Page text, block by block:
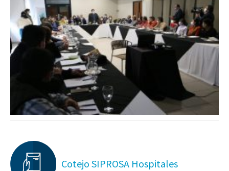
Cotejo SIPROSA Hospitales